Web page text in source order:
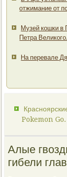
отжимание от
Музей кошки в
Петра Великого.
На перевале
Pokemon Go.
Алые
гибели